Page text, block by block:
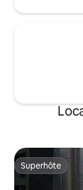
Superhôte
Superhôte